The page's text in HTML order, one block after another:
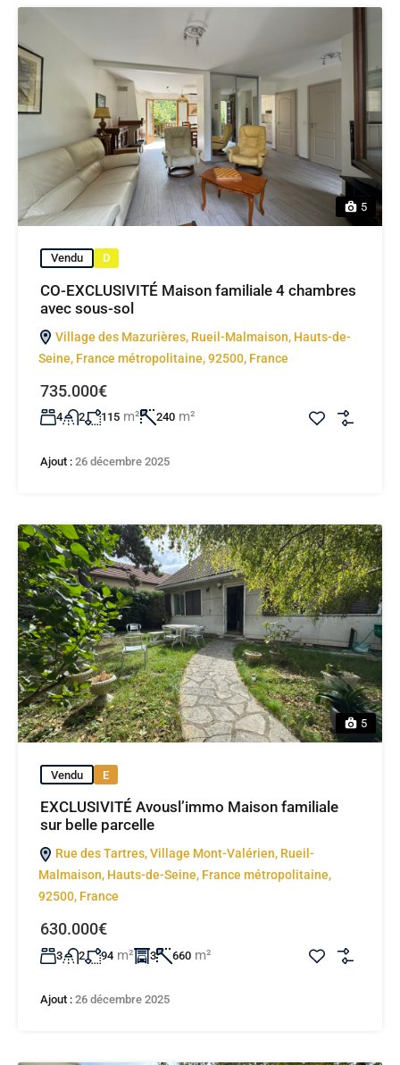
5
Vendu D
CO-EXCLUSIVITÉ Maison familiale 4 chambres
avec sous-sol
Village des Mazurières, Rueil-Malmaison, Hauts-de-
Seine, France métropolitaine, 92500, France
735.000€
4 2 115 m² 240 m²
Ajout : 26 décembre 2025
5
Vendu E
EXCLUSIVITÉ Avousl’immo Maison familiale
sur belle parcelle
Rue des Tartres, Village Mont-Valérien, Rueil-
Malmaison, Hauts-de-Seine, France métropolitaine,
92500, France
630.000€
3 2 94 m² 3 660 m²
Ajout : 26 décembre 2025